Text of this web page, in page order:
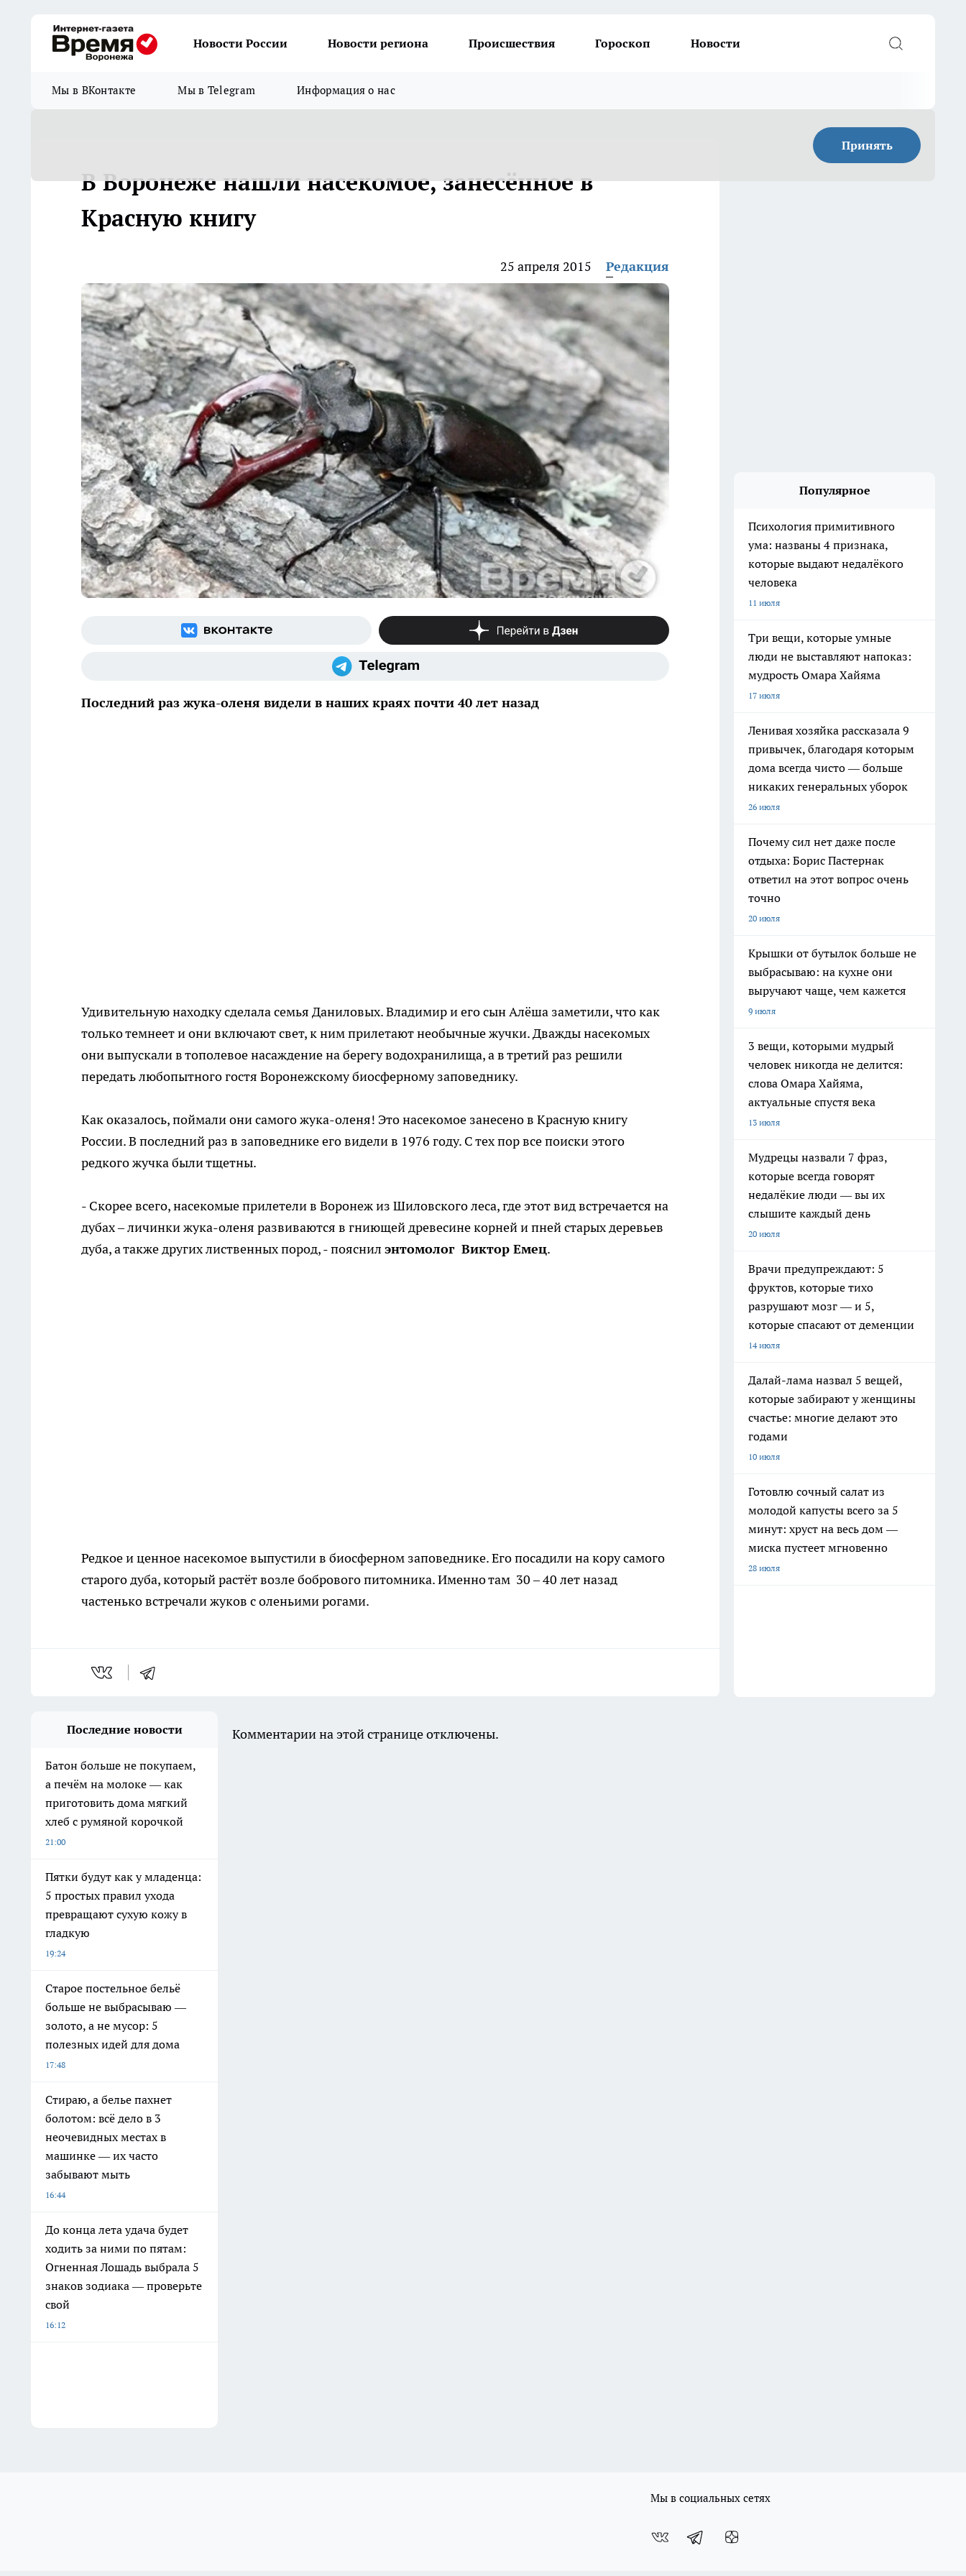
Новости России Новости региона Происшествия Гороскоп Новости
Мы в ВКонтакте Мы в Telegram Информация о нас
Принять
В Воронеже нашли насекомое, занесённое в
Красную книгу
25 апреля 2015 Редакция
Последний раз жука-оленя видели в наших краях почти 40 лет назад
Удивительную находку сделала семья Даниловых. Владимир и его сын Алёша заметили, что как
только темнеет и они включают свет, к ним прилетают необычные жучки. Дважды насекомых
они выпускали в тополевое насаждение на берегу водохранилища, а в третий раз решили
передать любопытного гостя Воронежскому биосферному заповеднику.
Как оказалось, поймали они самого жука-оленя! Это насекомое занесено в Красную книгу
России. В последний раз в заповеднике его видели в 1976 году. С тех пор все поиски этого
редкого жучка были тщетны.
- Скорее всего, насекомые прилетели в Воронеж из Шиловского леса, где этот вид встречается на
дубах – личинки жука-оленя развиваются в гниющей древесине корней и пней старых деревьев
дуба, а также других лиственных пород, - пояснил энтомолог Виктор Емец.
Редкое и ценное насекомое выпустили в биосферном заповеднике. Его посадили на кору самого
старого дуба, который растёт возле бобрового питомника. Именно там 30 – 40 лет назад
частенько встречали жуков с оленьими рогами.
Популярное
Психология примитивного
ума: названы 4 признака,
которые выдают недалёкого
человека
11 июля
Три вещи, которые умные
люди не выставляют напоказ:
мудрость Омара Хайяма
17 июля
Ленивая хозяйка рассказала 9
привычек, благодаря которым
дома всегда чисто — больше
никаких генеральных уборок
26 июля
Почему сил нет даже после
отдыха: Борис Пастернак
ответил на этот вопрос очень
точно
20 июля
Крышки от бутылок больше не
выбрасываю: на кухне они
выручают чаще, чем кажется
9 июля
3 вещи, которыми мудрый
человек никогда не делится:
слова Омара Хайяма,
актуальные спустя века
13 июля
Мудрецы назвали 7 фраз,
которые всегда говорят
недалёкие люди — вы их
слышите каждый день
20 июля
Врачи предупреждают: 5
фруктов, которые тихо
разрушают мозг — и 5,
которые спасают от деменции
14 июля
Далай-лама назвал 5 вещей,
которые забирают у женщины
счастье: многие делают это
годами
10 июля
Готовлю сочный салат из
молодой капусты всего за 5
минут: хруст на весь дом —
миска пустеет мгновенно
28 июля
Последние новости
Батон больше не покупаем,
а печём на молоке — как
приготовить дома мягкий
хлеб с румяной корочкой
21:00
Пятки будут как у младенца:
5 простых правил ухода
превращают сухую кожу в
гладкую
19:24
Старое постельное бельё
больше не выбрасываю —
золото, а не мусор: 5
полезных идей для дома
17:48
Стираю, а белье пахнет
болотом: всё дело в 3
неочевидных местах в
машинке — их часто
забывают мыть
16:44
До конца лета удача будет
ходить за ними по пятам:
Огненная Лошадь выбрала 5
знаков зодиака — проверьте
свой
16:12
Комментарии на этой странице отключены.
Мы в социальных сетях